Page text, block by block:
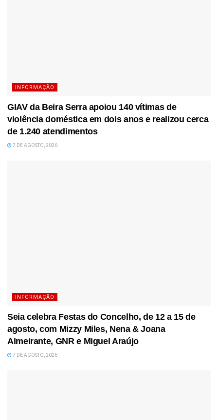
INFORMAÇÃO
GIAV da Beira Serra apoiou 140 vítimas de
violência doméstica em dois anos e realizou cerca
de 1.240 atendimentos
7 DE AGOSTO, 2026
INFORMAÇÃO
Seia celebra Festas do Concelho, de 12 a 15 de
agosto, com Mizzy Miles, Nena & Joana
Almeirante, GNR e Miguel Araújo
7 DE AGOSTO, 2026